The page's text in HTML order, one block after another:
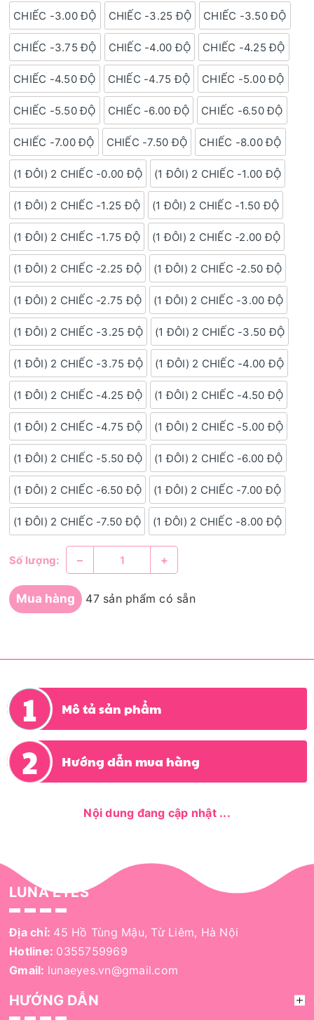
CHIẾC -3.00 ĐỘ CHIẾC -3.25 ĐỘ CHIẾC -3.50 ĐỘ
CHIẾC -3.75 ĐỘ CHIẾC -4.00 ĐỘ CHIẾC -4.25 ĐỘ
CHIẾC -4.50 ĐỘ CHIẾC -4.75 ĐỘ CHIẾC -5.00 ĐỘ
CHIẾC -5.50 ĐỘ CHIẾC -6.00 ĐỘ CHIẾC -6.50 ĐỘ
CHIẾC -7.00 ĐỘ CHIẾC -7.50 ĐỘ CHIẾC -8.00 ĐỘ
(1 ĐÔI) 2 CHIẾC -0.00 ĐỘ (1 ĐÔI) 2 CHIẾC -1.00 ĐỘ
(1 ĐÔI) 2 CHIẾC -1.25 ĐỘ (1 ĐÔI) 2 CHIẾC -1.50 ĐỘ
(1 ĐÔI) 2 CHIẾC -1.75 ĐỘ (1 ĐÔI) 2 CHIẾC -2.00 ĐỘ
(1 ĐÔI) 2 CHIẾC -2.25 ĐỘ (1 ĐÔI) 2 CHIẾC -2.50 ĐỘ
(1 ĐÔI) 2 CHIẾC -2.75 ĐỘ (1 ĐÔI) 2 CHIẾC -3.00 ĐỘ
(1 ĐÔI) 2 CHIẾC -3.25 ĐỘ (1 ĐÔI) 2 CHIẾC -3.50 ĐỘ
(1 ĐÔI) 2 CHIẾC -3.75 ĐỘ (1 ĐÔI) 2 CHIẾC -4.00 ĐỘ
(1 ĐÔI) 2 CHIẾC -4.25 ĐỘ (1 ĐÔI) 2 CHIẾC -4.50 ĐỘ
(1 ĐÔI) 2 CHIẾC -4.75 ĐỘ (1 ĐÔI) 2 CHIẾC -5.00 ĐỘ
(1 ĐÔI) 2 CHIẾC -5.50 ĐỘ (1 ĐÔI) 2 CHIẾC -6.00 ĐỘ
(1 ĐÔI) 2 CHIẾC -6.50 ĐỘ (1 ĐÔI) 2 CHIẾC -7.00 ĐỘ
(1 ĐÔI) 2 CHIẾC -7.50 ĐỘ (1 ĐÔI) 2 CHIẾC -8.00 ĐỘ
Số lượng: – +
Mua hàng 47 sản phẩm có sẵn
Mô tả sản phẩm
Hướng dẫn mua hàng
Nội dung đang cập nhật ...
LUNA EYES
Địa chỉ: 45 Hồ Tùng Mậu, Từ Liêm, Hà Nội
Hotline: 0355759969
Gmail: lunaeyes.vn@gmail.com
HƯỚNG DẪN